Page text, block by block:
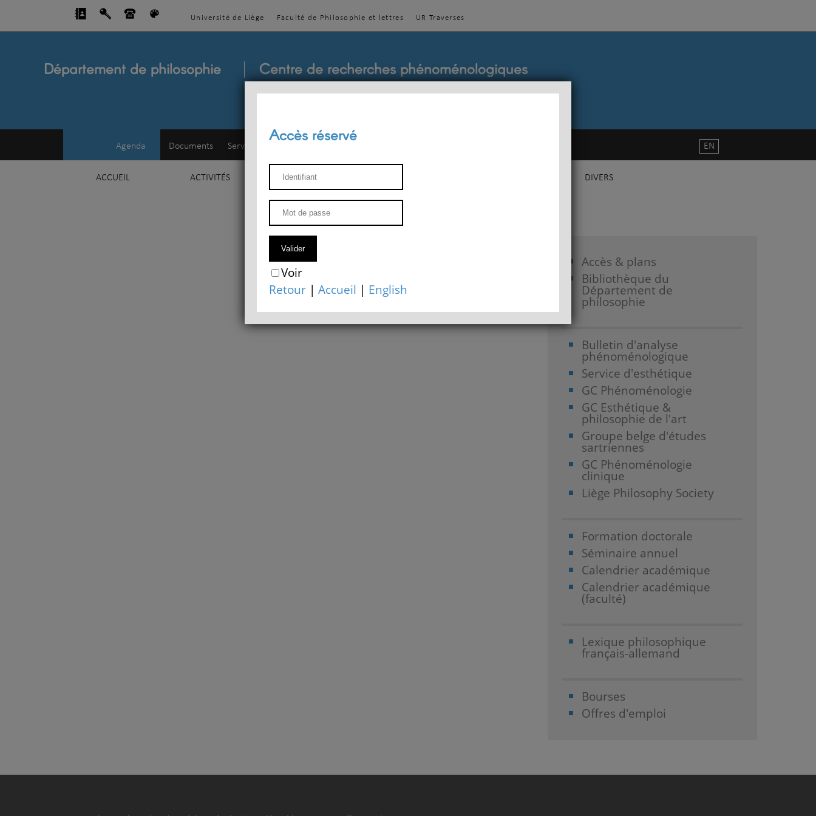
Université de Liège Faculté de Philosophie et lettres UR Traverses
Département de philosophie Centre de recherches phénoménologiques
Agenda Documents Service d'esthétique
ACCUEIL ACTIVITÉS ENSEIGNEMENT DIVERS
EN
Accès & plans
Bibliothèque du
Département de
philosophie
Bulletin d'analyse
phénoménologique
Service d'esthétique
GC Phénoménologie
GC Esthétique &
philosophie de l'art
Groupe belge d'études
sartriennes
GC Phénoménologie
clinique
Liège Philosophy Society
Formation doctorale
Séminaire annuel
Calendrier académique
Calendrier académique
(faculté)
Lexique philosophique
français-allemand
Bourses
Offres d'emploi
Accès réservé
Voir
Retour |Accueil | English